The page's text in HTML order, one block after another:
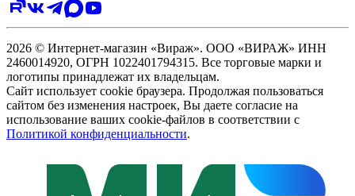
2026 © Интернет-магазин «Вираж». ООО «ВИРАЖ» ИНН
2460014920, ОГРН 1022401794315. Все торговые марки и
логотипы принадлежат их владельцам.
Сайт использует cookie браузера. Продолжая пользоваться
сайтом без изменения настроек, Вы даете согласие на
использование ваших cookie-файлов в соответствии с
Политикой конфиденциальности.